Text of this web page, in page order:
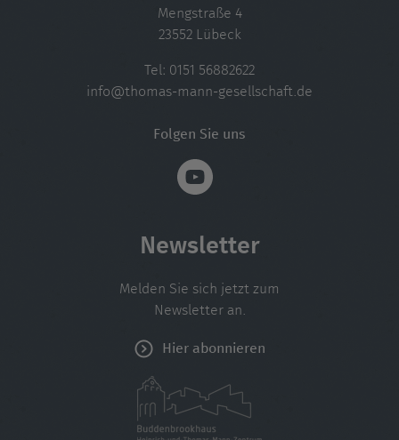
Mengstraße 4
23552 Lübeck
Tel: 0151 56882622
info@thomas-mann-gesellschaft.de
Folgen Sie uns
Newsletter
Melden Sie sich jetzt zum
Newsletter an.
Hier abonnieren